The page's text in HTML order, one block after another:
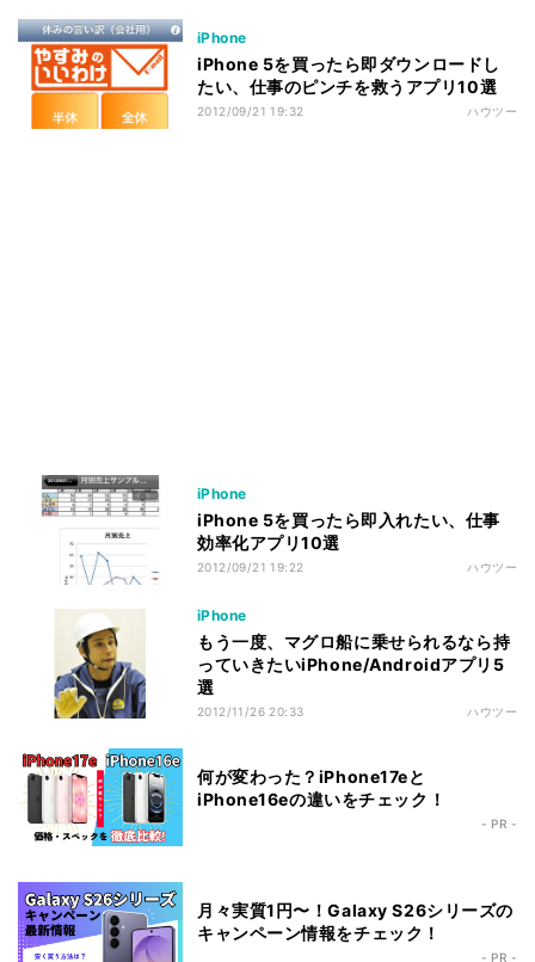
iPhone
iPhone 5を買ったら即ダウンロードし
たい、仕事のピンチを救うアプリ10選
2012/09/21 19:32 ハウツー
iPhone
iPhone 5を買ったら即入れたい、仕事
効率化アプリ10選
2012/09/21 19:22 ハウツー
iPhone
もう一度、マグロ船に乗せられるなら持
っていきたいiPhone/Androidアプリ5
選
2012/11/26 20:33 ハウツー
何が変わった？iPhone17eと
iPhone16eの違いをチェック！
- PR -
月々実質1円〜！Galaxy S26シリーズの
キャンペーン情報をチェック！
- PR -